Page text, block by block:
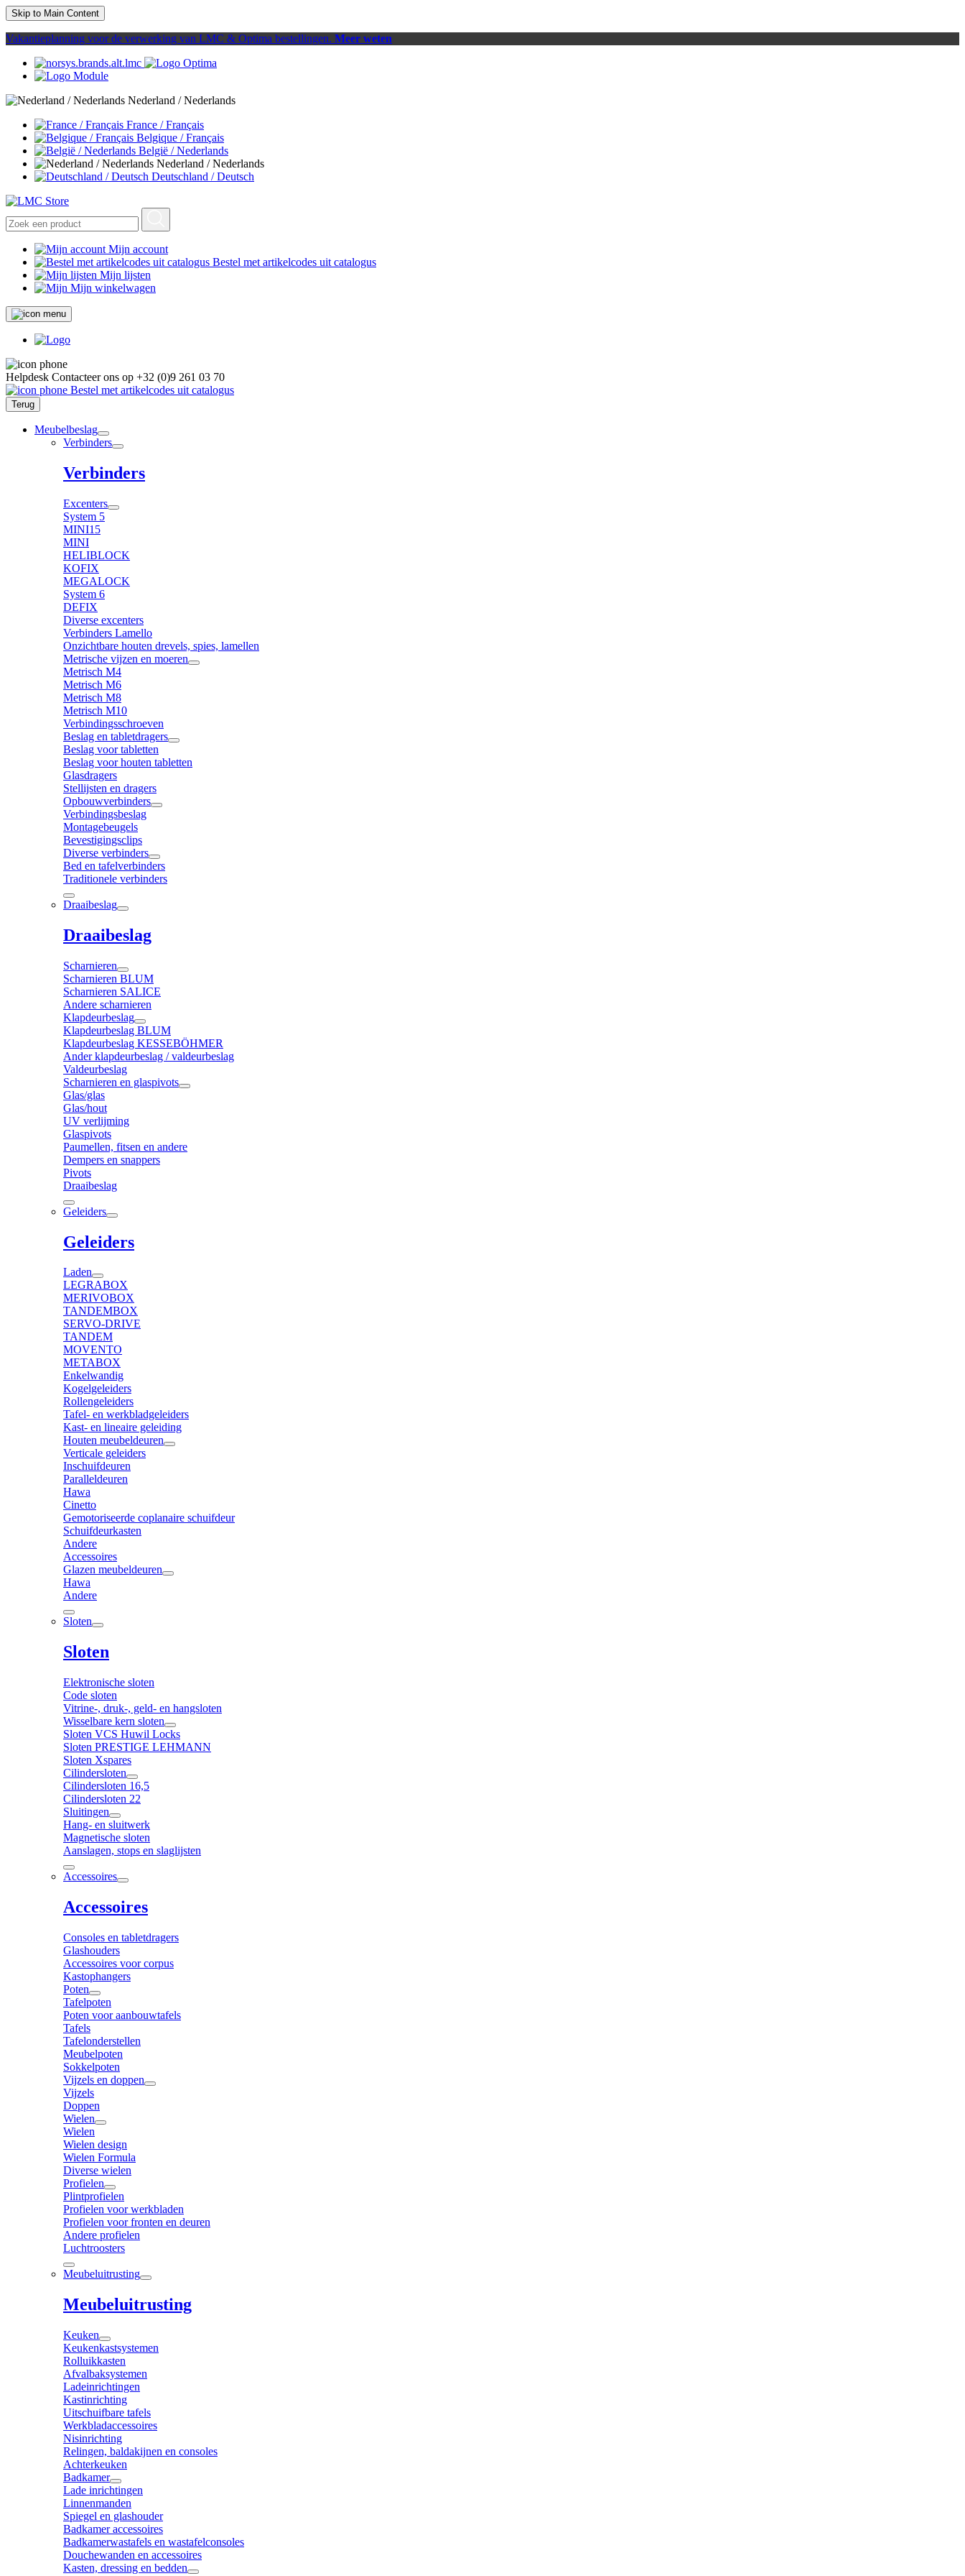
Skip to Main Content
Vakantieplanning voor de verwerking van LMC & Optima bestellingen. Meer weten
Nederland / Nederlands
France / Français
Belgique / Français
België / Nederlands
Nederland / Nederlands
Deutschland / Deutsch
Mijn account
Bestel met artikelcodes uit catalogus
Mijn lijsten
Mijn winkelwagen
Helpdesk Contacteer ons op +32 (0)9 261 03 70
Bestel met artikelcodes uit catalogus
Terug
Meubelbeslag
Verbinders
Verbinders
Excenters
System 5
MINI15
MINI
HELIBLOCK
KOFIX
MEGALOCK
System 6
DEFIX
Diverse excenters
Verbinders Lamello
Onzichtbare houten drevels, spies, lamellen
Metrische vijzen en moeren
Metrisch M4
Metrisch M6
Metrisch M8
Metrisch M10
Verbindingsschroeven
Beslag en tabletdragers
Beslag voor tabletten
Beslag voor houten tabletten
Glasdragers
Stellijsten en dragers
Opbouwverbinders
Verbindingsbeslag
Montagebeugels
Bevestigingsclips
Diverse verbinders
Bed en tafelverbinders
Traditionele verbinders
Draaibeslag
Draaibeslag
Scharnieren
Scharnieren BLUM
Scharnieren SALICE
Andere scharnieren
Klapdeurbeslag
Klapdeurbeslag BLUM
Klapdeurbeslag KESSEBÖHMER
Ander klapdeurbeslag / valdeurbeslag
Valdeurbeslag
Scharnieren en glaspivots
Glas/glas
Glas/hout
UV verlijming
Glaspivots
Paumellen, fitsen en andere
Dempers en snappers
Pivots
Draaibeslag
Geleiders
Geleiders
Laden
LEGRABOX
MERIVOBOX
TANDEMBOX
SERVO-DRIVE
TANDEM
MOVENTO
METABOX
Enkelwandig
Kogelgeleiders
Rollengeleiders
Tafel- en werkbladgeleiders
Kast- en lineaire geleiding
Houten meubeldeuren
Verticale geleiders
Inschuifdeuren
Paralleldeuren
Hawa
Cinetto
Gemotoriseerde coplanaire schuifdeur
Schuifdeurkasten
Andere
Accessoires
Glazen meubeldeuren
Hawa
Andere
Sloten
Sloten
Elektronische sloten
Code sloten
Vitrine-, druk-, geld- en hangsloten
Wisselbare kern sloten
Sloten VCS Huwil Locks
Sloten PRESTIGE LEHMANN
Sloten Xspares
Cilindersloten
Cilindersloten 16,5
Cilindersloten 22
Sluitingen
Hang- en sluitwerk
Magnetische sloten
Aanslagen, stops en slaglijsten
Accessoires
Accessoires
Consoles en tabletdragers
Glashouders
Accessoires voor corpus
Kastophangers
Poten
Tafelpoten
Poten voor aanbouwtafels
Tafels
Tafelonderstellen
Meubelpoten
Sokkelpoten
Vijzels en doppen
Vijzels
Doppen
Wielen
Wielen
Wielen design
Wielen Formula
Diverse wielen
Profielen
Plintprofielen
Profielen voor werkbladen
Profielen voor fronten en deuren
Andere profielen
Luchtroosters
Meubeluitrusting
Meubeluitrusting
Keuken
Keukenkastsystemen
Rolluikkasten
Afvalbaksystemen
Ladeinrichtingen
Kastinrichting
Uitschuifbare tafels
Werkbladaccessoires
Nisinrichting
Relingen, baldakijnen en consoles
Achterkeuken
Badkamer
Lade inrichtingen
Linnenmanden
Spiegel en glashouder
Badkamer accessoires
Badkamerwastafels en wastafelconsoles
Douchewanden en accessoires
Kasten, dressing en bedden